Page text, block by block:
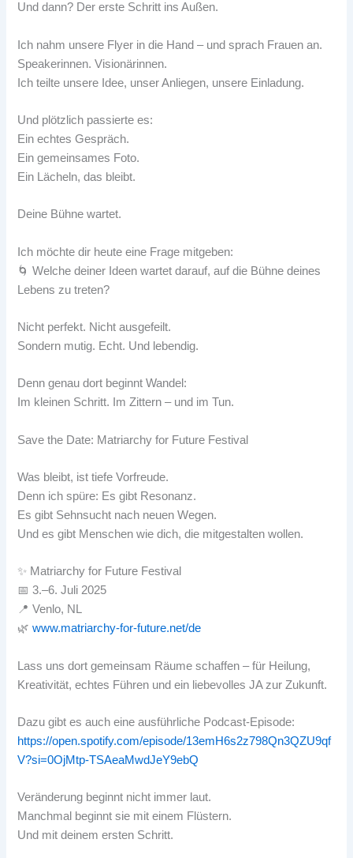
Und dann? Der erste Schritt ins Außen.
Ich nahm unsere Flyer in die Hand – und sprach Frauen an.
Speakerinnen. Visionärinnen.
Ich teilte unsere Idee, unser Anliegen, unsere Einladung.
Und plötzlich passierte es:
Ein echtes Gespräch.
Ein gemeinsames Foto.
Ein Lächeln, das bleibt.
Deine Bühne wartet.
Ich möchte dir heute eine Frage mitgeben:
🌀 Welche deiner Ideen wartet darauf, auf die Bühne deines
Lebens zu treten?
Nicht perfekt. Nicht ausgefeilt.
Sondern mutig. Echt. Und lebendig.
Denn genau dort beginnt Wandel:
Im kleinen Schritt. Im Zittern – und im Tun.
Save the Date: Matriarchy for Future Festival
Was bleibt, ist tiefe Vorfreude.
Denn ich spüre: Es gibt Resonanz.
Es gibt Sehnsucht nach neuen Wegen.
Und es gibt Menschen wie dich, die mitgestalten wollen.
✨ Matriarchy for Future Festival
📅 3.–6. Juli 2025
📍 Venlo, NL
🌿www.matriarchy-for-future.net/de
Lass uns dort gemeinsam Räume schaffen – für Heilung,
Kreativität, echtes Führen und ein liebevolles JA zur Zukunft.
Dazu gibt es auch eine ausführliche Podcast-Episode:
https://open.spotify.com/episode/13emH6s2z798Qn3QZU9qf
V?si=0OjMtp-TSAeaMwdJeY9ebQ
Veränderung beginnt nicht immer laut.
Manchmal beginnt sie mit einem Flüstern.
Und mit deinem ersten Schritt.